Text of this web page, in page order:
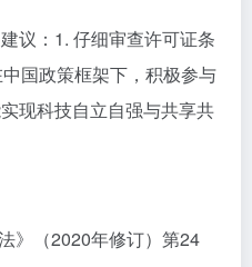
议：1. 仔细审查许可证条
国政策框架下，积极参与
现科技自立自强与共享共
》（2020年修订）第24